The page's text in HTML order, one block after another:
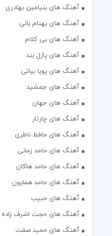
آهنگ های بنیامین بهادری
آهنگ های بهنام بانی
آهنگ های بی کلام
آهنگ های پازل بند
آهنگ های پویا بیاتی
آهنگ های جمشید
آهنگ های جهان
آهنگ های چارتار
آهنگ های حافظ ناظری
آهنگ های حامد زمانی
آهنگ های حامد هاکان
آهنگ های حامد همایون
آهنگ های حبیب
آهنگ های حجت اشرف زاده
آهنگ های حمید صفت